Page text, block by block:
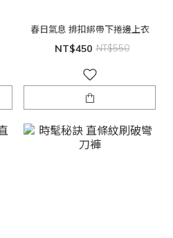
春日氣息 排扣綁帶下捲邊上衣
NT$450 NT$550